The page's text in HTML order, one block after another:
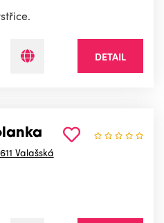
DETAIL
Valašská